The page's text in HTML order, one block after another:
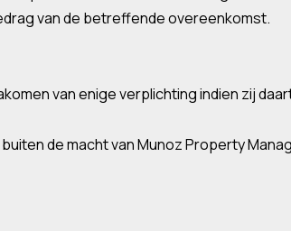
van de betreffende overeenkomst.
van enige verplichting indien zij
de macht van Munoz Property